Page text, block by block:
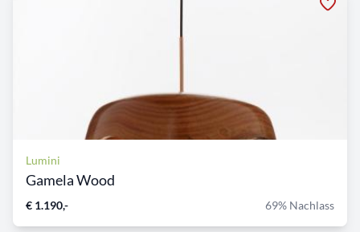
Lumini
Gamela Wood
€ 1.190,- 69% Nachlass